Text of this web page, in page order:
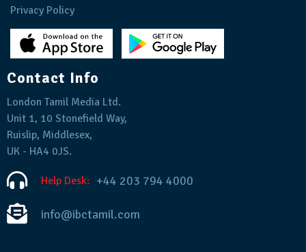
Privacy Policy
Contact Info
London Tamil Media Ltd.
Unit 1, 10 Stonefield Way,
Ruislip, Middlesex,
UK - HA4 0JS.
Help Desk: +44 203 794 4000
info@ibctamil.com